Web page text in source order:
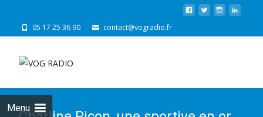
05 17 25 36 90 contact@vogradio.fr
Menu